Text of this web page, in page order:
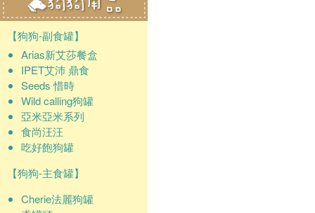
【狗狗-副食罐】
Arias新艾莎餐盒
IPET艾沛 鼎食
Seeds 惜時
Wild calling狗罐
亞米亞米系列
食尚汪汪
吃好飽狗罐
【狗狗-主食罐】
Cherie法麗狗罐